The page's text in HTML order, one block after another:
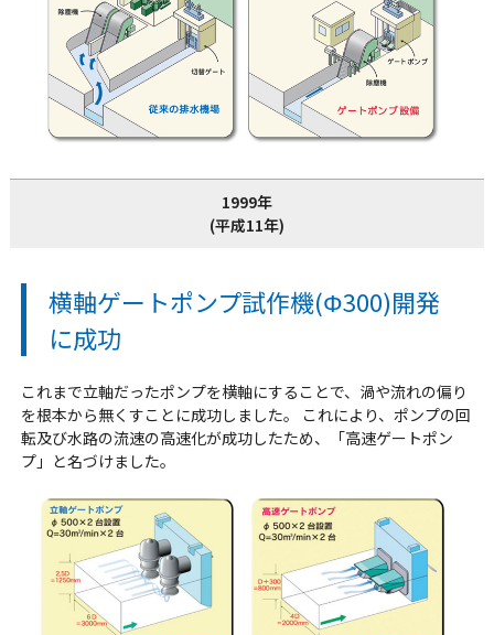
1999年
(平成11年)
横軸ゲートポンプ試作機(Φ300)開発
に成功
これまで立軸だったポンプを横軸にすることで、渦や流れの偏り
を根本から無くすことに成功しました。 これにより、ポンプの回
転及び水路の流速の高速化が成功したため、「高速ゲートポン
プ」と名づけました。